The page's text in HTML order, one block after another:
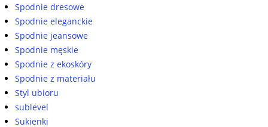
Spodnie dresowe
Spodnie eleganckie
Spodnie jeansowe
Spodnie męskie
Spodnie z ekoskóry
Spodnie z materiału
Styl ubioru
sublevel
Sukienki